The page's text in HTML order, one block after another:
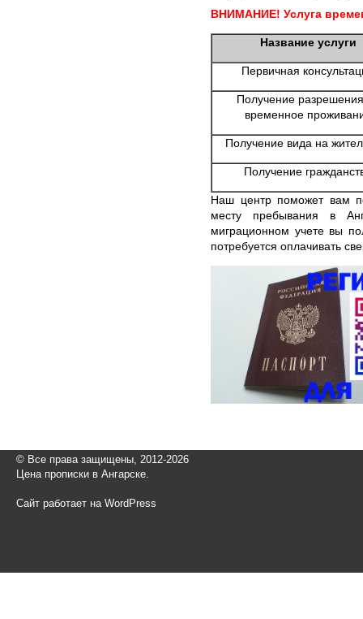
ВНИМАНИЕ! Услуга
Название услуги
Первичная
Получение
временное
Получение вида на
Получение
Наш центр поможет вам
месту пребывания в
миграционном учете вы
потребуется оплачивать
© Все права защищены, 2012-2026
Цена прописки в Ангарске.
Сайт работает на WordPress